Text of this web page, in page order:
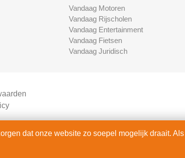
Vandaag Motoren
Vandaag Rijscholen
Vandaag Entertainment
Vandaag Fietsen
Vandaag Juridisch
dat onze website zo soepel mogelijk draait.